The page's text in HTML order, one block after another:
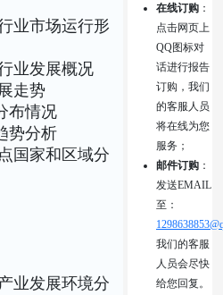
业市场运行形
业发展概况
走势
布情况
势分析
国家和区域分
业发展环境分
在线订购 ：
点击网页上
QQ图标对
话进行报告
订购，我们
的客服人员
将在线为您
服务；
邮件订购 ：
发送EMAIL
至：
我们的客服
人员会尽快
给您回复。